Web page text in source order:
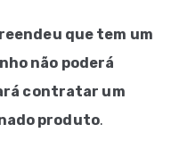
que tem um
não poderá
contratar um
produto.